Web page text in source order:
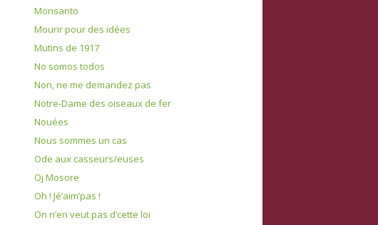
Monsanto
Mourir pour des idées
Mutins de 1917
No somos todos
Non, ne me demandez pas
Notre-Dame des oiseaux de fer
Nouées
Nous sommes un cas
Ode aux casseurs/euses
Oj Mosore
Oh ! Jé’aim’pas !
On n’en veut pas d’cette loi